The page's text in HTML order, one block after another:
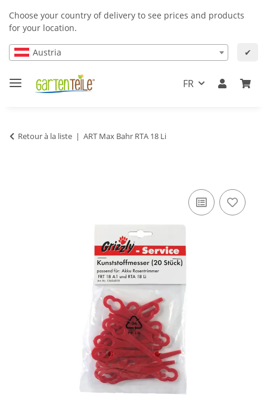
Choose your country of delivery to see prices and products
for your location.
Austria ✔
FR
Retour à la liste ART Max Bahr RTA 18 Li